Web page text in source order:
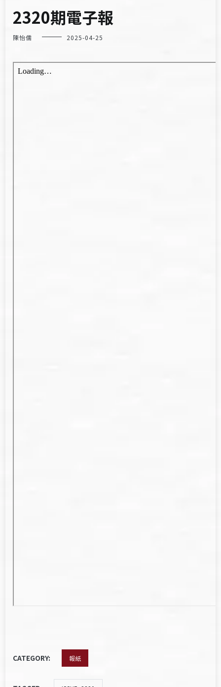
2320期電子報
陳怡儒 2025-04-25
CATEGORY: 報紙